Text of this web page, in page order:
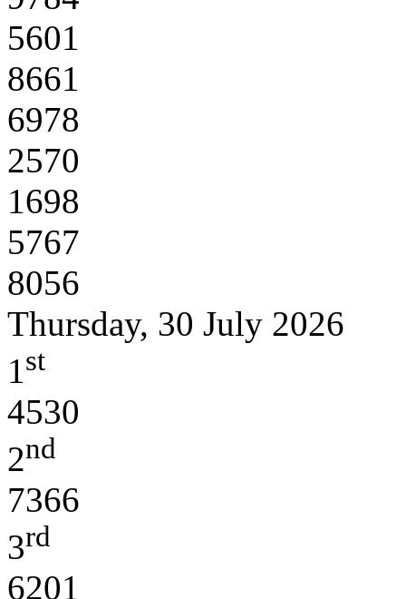
5601
8661
6978
2570
1698
5767
8056
Thursday, 30 July 2026
1st
4530
2nd
7366
3rd
6201